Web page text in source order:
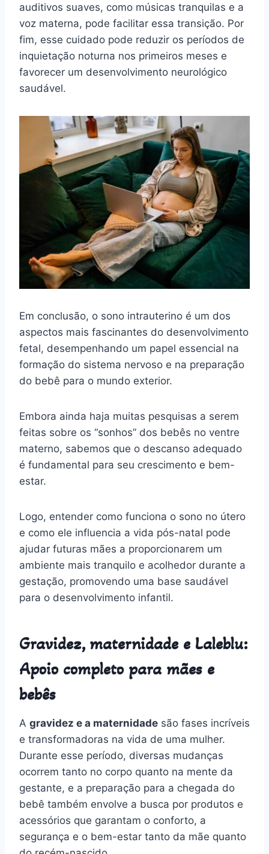
auditivos suaves, como músicas tranquilas e a
voz materna, pode facilitar essa transição. Por
fim, esse cuidado pode reduzir os períodos de
inquietação noturna nos primeiros meses e
favorecer um desenvolvimento neurológico
saudável.
Em conclusão, o sono intrauterino é um dos
aspectos mais fascinantes do desenvolvimento
fetal, desempenhando um papel essencial na
formação do sistema nervoso e na preparação
do bebê para o mundo exterior.
Embora ainda haja muitas pesquisas a serem
feitas sobre os “sonhos” dos bebês no ventre
materno, sabemos que o descanso adequado
é fundamental para seu crescimento e bem-
estar.
Logo, entender como funciona o sono no útero
e como ele influencia a vida pós-natal pode
ajudar futuras mães a proporcionarem um
ambiente mais tranquilo e acolhedor durante a
gestação, promovendo uma base saudável
para o desenvolvimento infantil.
Gravidez, maternidade e Laleblu:
Apoio completo para mães e
bebês
A gravidez e a maternidade são fases incríveis
e transformadoras na vida de uma mulher.
Durante esse período, diversas mudanças
ocorrem tanto no corpo quanto na mente da
gestante, e a preparação para a chegada do
bebê também envolve a busca por produtos e
acessórios que garantam o conforto, a
segurança e o bem-estar tanto da mãe quanto